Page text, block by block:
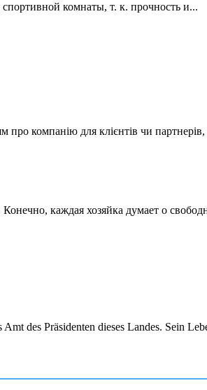
комнаты, т. к. прочность и...
про компанію для клієнтів чи
каждая хозяйка думает о
des Präsidenten dieses Landes. Sein